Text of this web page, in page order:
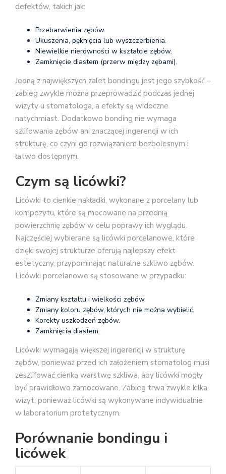
defektów, takich jak:
Przebarwienia zębów.
Ukuszenia, pęknięcia lub wyszczerbienia.
Niewielkie nierówności w kształcie zębów.
Zamknięcie diastem (przerw między zębami).
Jedną z największych zalet bondingu jest jego szybkość –
zabieg zwykle można przeprowadzić podczas jednej
wizyty u stomatologa, a efekty są widoczne
natychmiast. Dodatkowo bonding nie wymaga
szlifowania zębów ani znaczącej ingerencji w ich
strukturę, co czyni go rozwiązaniem bezbolesnym i
łatwo dostępnym.
Czym są licówki?
Licówki to cienkie nakładki, wykonane z porcelany lub
kompozytu, które są mocowane na przednią
powierzchnię zębów w celu poprawy ich wyglądu.
Najczęściej wybierane są licówki porcelanowe, które
dzięki swojej strukturze oferują najlepszy efekt
estetyczny, przypominając naturalne szkliwo zębów.
Licówki porcelanowe są stosowane w przypadku:
Zmiany kształtu i wielkości zębów.
Zmiany koloru zębów, których nie można wybielić.
Korekty uszkodzeń zębów.
Zamknięcia diastem.
Licówki wymagają większej ingerencji w strukturę
zębów, ponieważ przed ich założeniem stomatolog musi
zeszlifować cienką warstwę szkliwa, aby licówki mogły
być prawidłowo zamocowane. Zabieg trwa zwykle kilka
wizyt, ponieważ licówki są wykonywane indywidualnie
w laboratorium protetycznym.
Porównanie bondingu i
licówek